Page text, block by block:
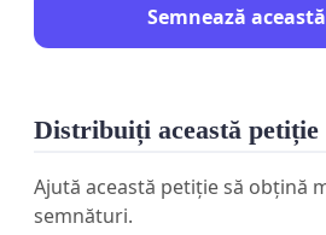
Semnează
Distribuiți această petiție
Ajută această petiție să obțină
semnături.